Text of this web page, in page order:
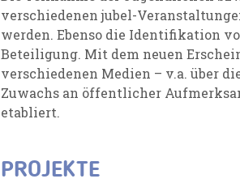
verschiedenen jubel-
werden. Ebenso die Identifikation
Beteiligung. Mit dem neuen
verschiedenen Medien – v.a. über
Zuwachs an öffentlicher
etabliert.
PROJEKTE